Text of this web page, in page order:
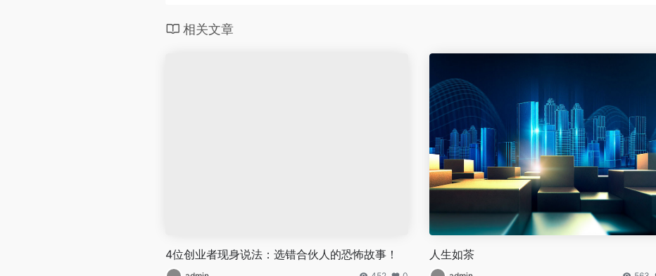
相关文章
4位创业者现身说法：选错合伙人的恐怖故事！ 人生如茶